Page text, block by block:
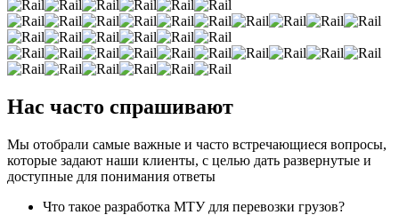
Нас часто спрашивают
Мы отобрали самые важные и часто встречающиеся вопросы,
которые задают наши клиенты, с целью дать развернутые и
доступные для понимания ответы
Что такое разработка МТУ для перевозки грузов?